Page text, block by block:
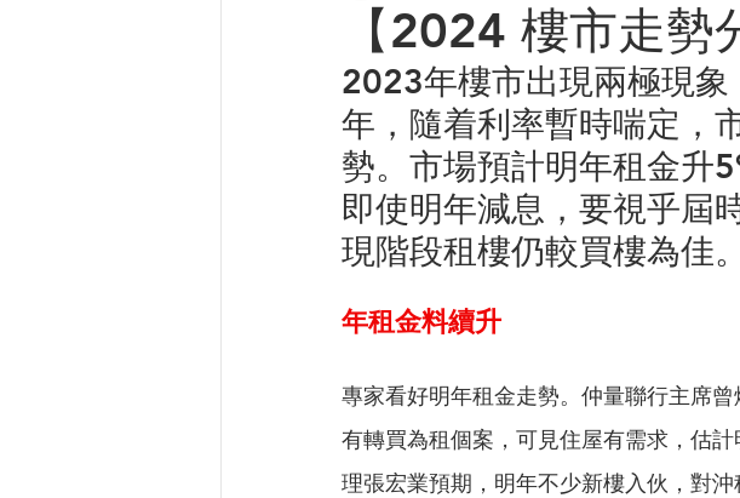
【2024 樓市走勢
2023年樓市出現兩極現
年，隨着利率暫時喘定，
勢。市場預計明年租金升
即使明年減息，要視乎屆
現階段租樓仍較買樓為佳。
年租金料續升
專家看好明年租金走勢。仲量聯行主席
有轉買為租個案，可見住屋有需求，估
理張宏業預期，明年不少新樓入伙，對